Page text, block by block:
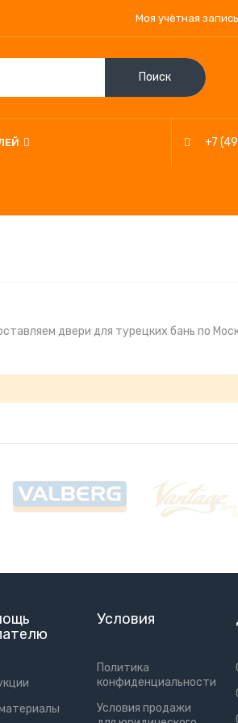
Моя учётная запись
Поиск
+7
двери для турецких бань по
Условия
Политика
конфиденциальности
Условия продажи